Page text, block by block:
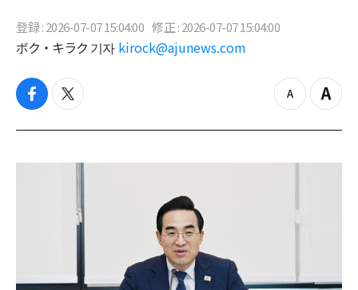
登録 : 2026-07-07 15:04:00 修正 : 2026-07-07 15:04:00
ボク・キラク 기자 kirock@ajunews.com
f
c
b
t
i
t
z
o
o
Z
o
i